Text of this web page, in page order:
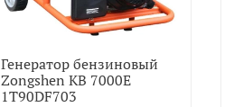
Генератор бензиновый
Zongshen KB 7000E
1T90DF703